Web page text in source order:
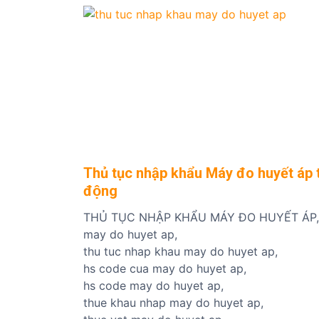
Thủ tục nhập khẩu Máy đo huyết áp
động
THỦ TỤC NHẬP KHẨU MÁY ĐO HUYẾT ÁP,
may do huyet ap,
thu tuc nhap khau may do huyet ap,
hs code cua may do huyet ap,
hs code may do huyet ap,
thue khau nhap may do huyet ap,